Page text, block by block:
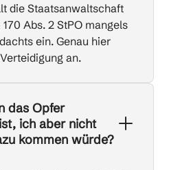
die Staatsanwaltschaft
Abs. 2 StPO mangels
ein. Genau hier
an.
das Opfer
ich aber nicht
kommen würde?